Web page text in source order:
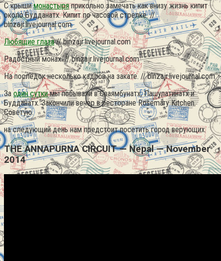
С крышимонастыряприкольно замечать как внизу жизнь кипит
около Будданатх. Кипит по часовой стрелке. //
binzajr.livejournal.com
Любящие глаза// binzajr.livejournal.com
Радостный монах. // binzajr.livejournal.com
На последок несколько кадров на закате. // binzajr.livejournal.com
За один суткимы побывали в Сваямбунатх, Пашупатинатх и
Будданатх. Закончили вечер в ресторане Rosemary Kitchen.
Советую.
на следующий день нам предстоит посетить город верующих.
THE ANNAPURNA CIRCUIT — Nepal — November
2014